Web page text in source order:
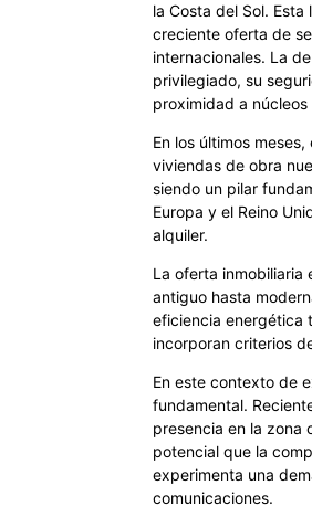
la Costa del Sol.
creciente oferta de
internacionales. La
privilegiado, su
proximidad a
En los últimos
viviendas de obra
siendo un pilar
Europa y el Reino
alquiler.
La oferta inmobiliaria
antiguo hasta
eficiencia energética
incorporan criterios
En este contexto de
fundamental.
presencia en la zona
potencial que la
experimenta una
comunicaciones.